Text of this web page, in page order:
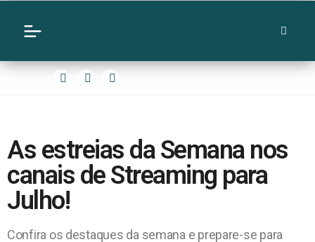
As estreias da Semana nos
canais de Streaming para
Julho!
Confira os destaques da semana e prepare-se para